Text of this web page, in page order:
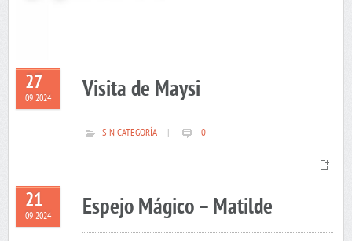
27
09 2024 Visita de Maysi
SIN CATEGORÍA 0
21
09 2024 Espejo Mágico – Matilde